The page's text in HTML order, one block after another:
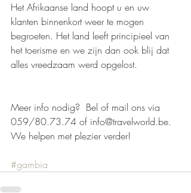
Het Afrikaanse land hoopt u en uw
klanten binnenkort weer te mogen
begroeten. Het land leeft principieel van
het toerisme en we zijn dan ook blij dat
alles vreedzaam werd opgelost.
Meer info nodig?  Bel of mail ons via
059/80.73.74 of info@travelworld.be.
We helpen met plezier verder!
#gambia